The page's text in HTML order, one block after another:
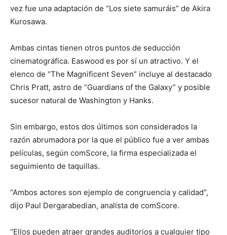
vez fue una adaptación de “Los siete samuráis” de Akira
Kurosawa.
Ambas cintas tienen otros puntos de seducción
cinematográfica. Easwood es por sí un atractivo. Y el
elenco de “The Magnificent Seven” incluye al destacado
Chris Pratt, astro de “Guardians of the Galaxy” y posible
sucesor natural de Washington y Hanks.
Sin embargo, estos dos últimos son considerados la
razón abrumadora por la que el público fue a ver ambas
películas, según comScore, la firma especializada el
seguimiento de taquillas.
“Ambos actores son ejemplo de congruencia y calidad”,
dijo Paul Dergarabedian, analista de comScore.
“Ellos pueden atraer grandes auditorios a cualquier tipo